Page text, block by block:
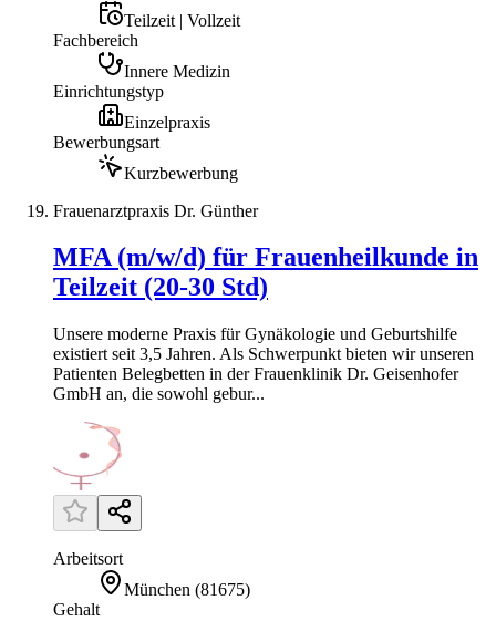
Teilzeit | Vollzeit
Fachbereich
Innere Medizin
Einrichtungstyp
Einzelpraxis
Bewerbungsart
Kurzbewerbung
Frauenarztpraxis Dr. Günther
MFA (m/w/d) für Frauenheilkunde in
Teilzeit (20-30 Std)
Unsere moderne Praxis für Gynäkologie und Geburtshilfe
existiert seit 3,5 Jahren. Als Schwerpunkt bieten wir unseren
Patienten Belegbetten in der Frauenklinik Dr. Geisenhofer
GmbH an, die sowohl gebur...
Arbeitsort
München (81675)
Gehalt